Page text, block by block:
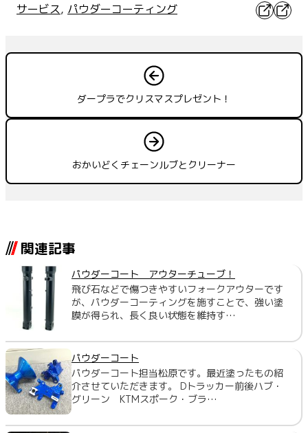
サービス, パウダーコーティング X
ダープラでクリスマスプレゼント！
おかいどくチェーンルブとクリーナー
関連記事
パウダーコート アウターチューブ！
飛び石などで傷つきやすいフォークアウターです
が、パウダーコーティングを施すことで、強い塗
膜が得られ、長く良い状態を維持す…
パウダーコート
パウダーコート担当松原です。最近塗ったもの紹
介させていただきます。 Dトラッカー前後ハブ・
グリーン KTMスポーク・ブラ…